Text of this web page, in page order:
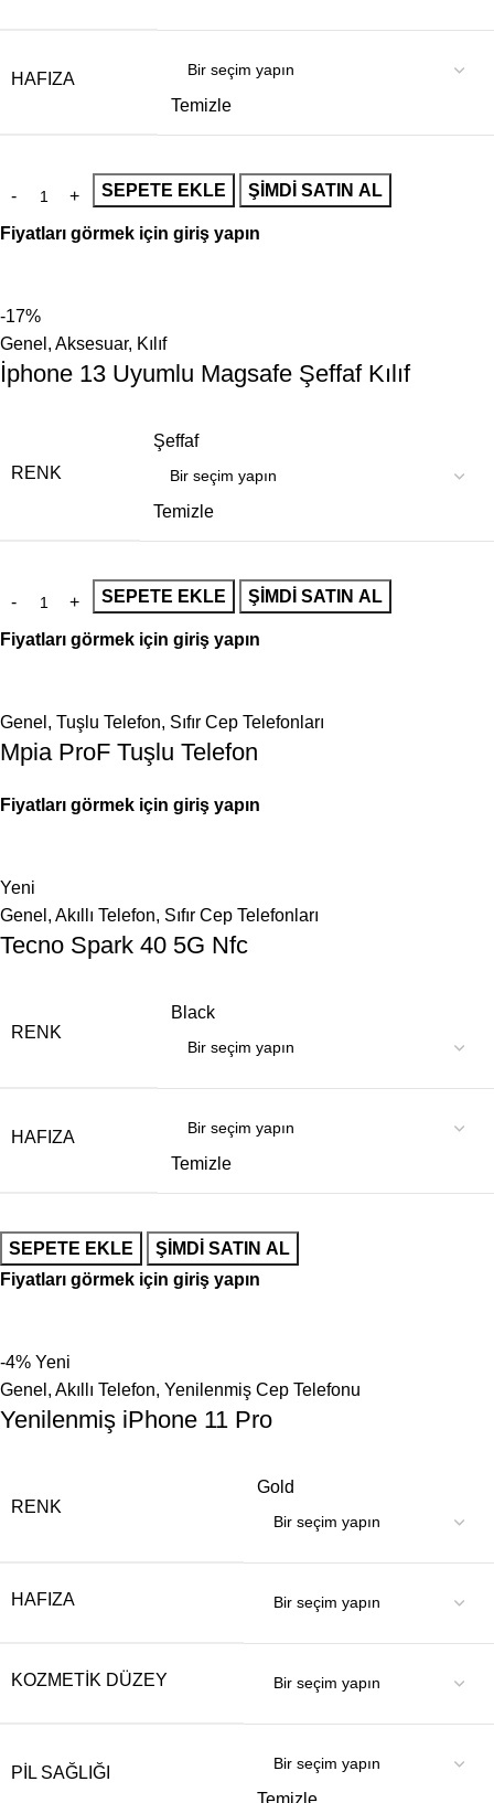
HAFIZA
Temizle
SEPETE EKLE ŞIMDI SATIN AL
Fiyatları görmek için giriş yapın
-17%
Genel , Aksesuar, Kılıf
İphone 13 Uyumlu Magsafe Şeffaf Kılıf
RENK
Şeffaf
Temizle
SEPETE EKLE ŞIMDI SATIN AL
Fiyatları görmek için giriş yapın
Genel , Tuşlu Telefon, Sıfır Cep Telefonları
Mpia ProF Tuşlu Telefon
Fiyatları görmek için giriş yapın
Yeni
Genel , Akıllı Telefon, Sıfır Cep Telefonları
Tecno Spark 40 5G Nfc
RENK
Black
HAFIZA
Temizle
SEPETE EKLE
ŞIMDI SATIN AL
Fiyatları görmek için giriş yapın
-4% Yeni
Genel , Akıllı Telefon, Yenilenmiş Cep Telefonu
Yenilenmiş iPhone 11 Pro
RENK
Gold
HAFIZA
KOZMETIK DÜZEY
PIL SAĞLIĞI
Temizle